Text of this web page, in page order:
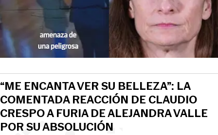
“ME ENCANTA VER SU BELLEZA”: LA
COMENTADA REACCIÓN DE CLAUDIO
CRESPO A FURIA DE ALEJANDRA VALLE
POR SU ABSOLUCIÓN